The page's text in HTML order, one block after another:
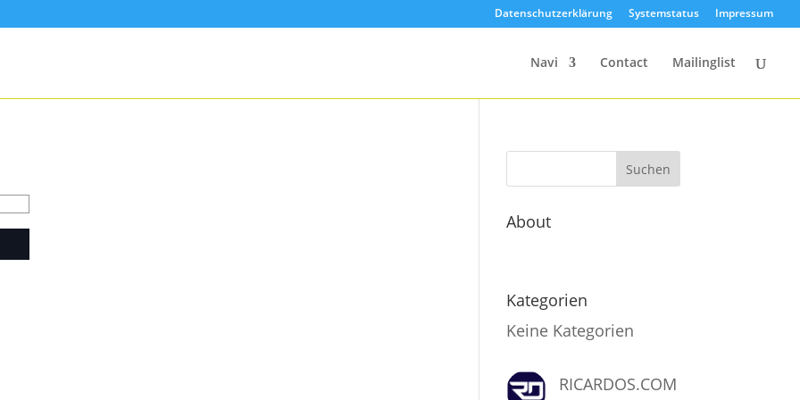
Datenschutzerklärung Systemstatus Impressum
Navi Contact Mailinglist
Suchen
About
Kategorien
Keine Kategorien
RICARDOS.COM